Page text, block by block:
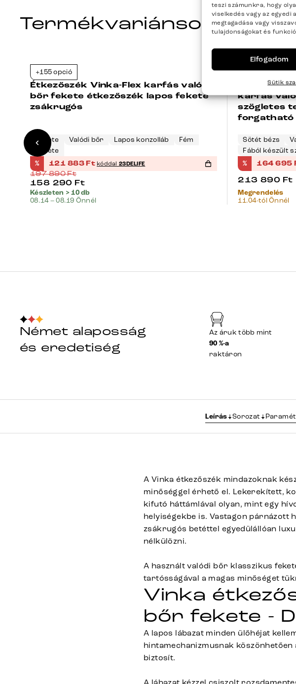
teszi számunkra, hogy
viselkedés vagy az egyedi
megtagadása vagy
tulajdonságokat és
Elfogadom
Sütik
Termékvariánsok
+155 opció
Étkezőszék Vinka-Flex karfás valódi
bőr fekete étkezőszék lapos fekete
zsákrugós
Fekete Valódi bőr Lapos konzolláb
Fém
Fekete
% 121 883Ft kóddal23DELIFE
197 890Ft
158 290 Ft
Készleten > 10 db
08.14 – 08.19 Önnél
+155 opció
karfás
szögletes
forgatható
Sötét bézs
Fából készült
% 164 695
213 890 Ft
Megrendelés
11.04-tól Önnél
Német alaposság
és eredetiség
Az áruk több mint
90 %-a
raktáron
Leírás Sorozat
A Vinka étkezőszék mindazoknak
minőséggel érhető el. Lekerekített,
kifutó háttámlával olyan, mint egy
helyiségekbe is. Vastagon párnázott
zsákrugós betéttel egyedülállóan
nélkülözni.
A használt valódi bőr klasszikus
tartósságával a magas minőséget
Vinka
bőr fekete -
A lapos lábazat minden ülőhéjat
hintamechanizmusnak
biztosít.